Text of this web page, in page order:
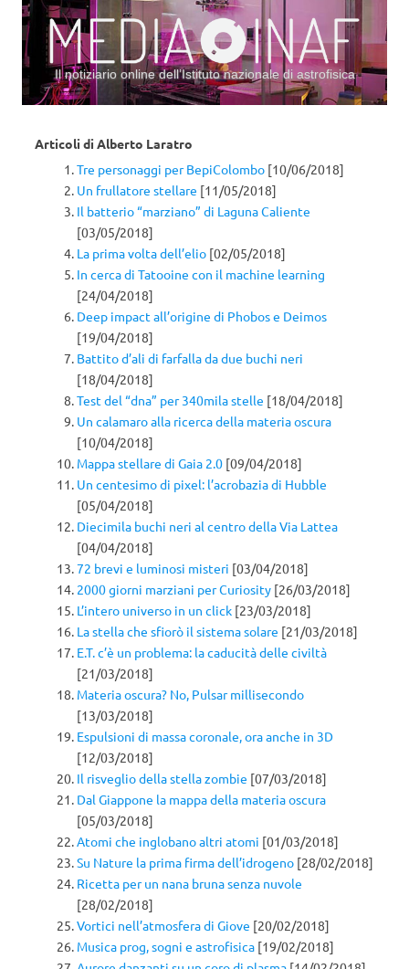
Il notiziario online dell’Istituto nazionale di astrofisica
Articoli di Alberto Laratro
Tre personaggi per BepiColombo [10/06/2018]
Un frullatore stellare [11/05/2018]
Il batterio “marziano” di Laguna Caliente
[03/05/2018]
La prima volta dell’elio [02/05/2018]
In cerca di Tatooine con il machine learning
[24/04/2018]
Deep impact all’origine di Phobos e Deimos
[19/04/2018]
Battito d’ali di farfalla da due buchi neri
[18/04/2018]
Test del “dna” per 340mila stelle [18/04/2018]
Un calamaro alla ricerca della materia oscura
[10/04/2018]
Mappa stellare di Gaia 2.0 [09/04/2018]
Un centesimo di pixel: l’acrobazia di Hubble
[05/04/2018]
Diecimila buchi neri al centro della Via Lattea
[04/04/2018]
72 brevi e luminosi misteri [03/04/2018]
2000 giorni marziani per Curiosity [26/03/2018]
L’intero universo in un click [23/03/2018]
La stella che sfiorò il sistema solare [21/03/2018]
E.T. c’è un problema: la caducità delle civiltà
[21/03/2018]
Materia oscura? No, Pulsar millisecondo
[13/03/2018]
Espulsioni di massa coronale, ora anche in 3D
[12/03/2018]
Il risveglio della stella zombie [07/03/2018]
Dal Giappone la mappa della materia oscura
[05/03/2018]
Atomi che inglobano altri atomi [01/03/2018]
Su Nature la prima firma dell’idrogeno [28/02/2018]
Ricetta per un nana bruna senza nuvole
[28/02/2018]
Vortici nell’atmosfera di Giove [20/02/2018]
Musica prog, sogni e astrofisica [19/02/2018]